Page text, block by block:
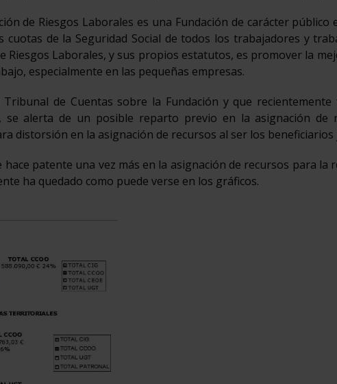
de Riesgos Laborales es una Fundación de carácter público
cuotas de la Seguridad Social de todos los trabajadores y
Riesgos Laborales, y sus propios estatutos, es promover la
especialmente en las pequeñas empresas.
de Cuentas sobre la Fundación y que
se alerta de un posible reparto previo en la asignación de
distorsión en la asignación de recursos al ser los beneficiarios
patente una vez más en la asignación de recursos para la
ha quedado como puede verse en los gráficos.